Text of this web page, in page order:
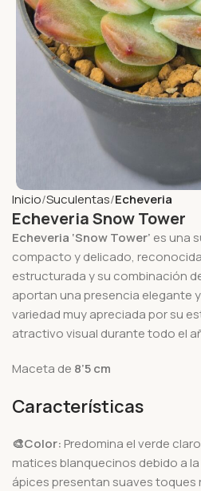
Inicio Suculentas Echeveria
Echeveria Snow Tower
Echeveria ‘Snow Tower’ es una
compacto y delicado,
estructurada y su combinación
aportan una presencia elegante
variedad muy apreciada por su
atractivo visual durante todo el
Maceta de 8’5 cm
Características
🎨Color: Predomina el verde
matices blanquecinos debido a
ápices presentan suaves toques